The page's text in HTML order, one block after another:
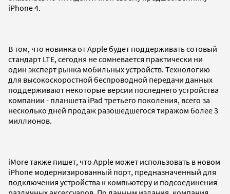
iPhone 4.
В том, что новинка от Apple будет поддерживать сотовый
стандарт LTE, сегодня не сомневается практически ни
один эксперт рынка мобильных устройств. Технологию
для высокоскоростной беспроводной передачи данных
поддерживают некоторые версии последнего устройства
компании - планшета iPad третьего поколения, всего за
несколько дней продаж разошедшегося тиражом более 3
миллионов.
iMore также пишет, что Apple может использовать в новом
iPhone модернизированный порт, предназначенный для
подключения устройства к компьютеру и подсоединения